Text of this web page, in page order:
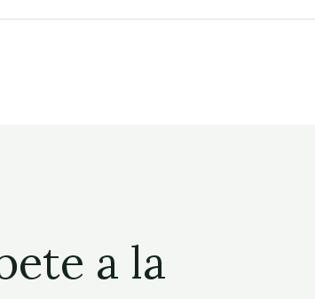
a la